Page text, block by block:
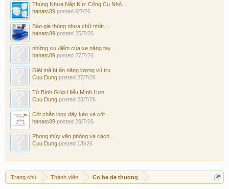
Thùng Nhựa Nắp Kín: Công Cụ Nhỏ...
hanatc89 posted 6/7/26
Báo giá thùng nhựa chữ nhật...
hanatc89 posted 25/7/26
những ưu điểm của xe nâng tay...
hanatc89 posted 27/7/26
Giải mã bí ẩn năng lượng vũ trụ
Cuu Dung posted 27/7/26
Tử Bình Giúp Hiểu Mình Hơn
Cuu Dung posted 28/7/26
Cột chắn inox dây kéo và cột...
hanatc89 posted 29/7/26
Phong thủy văn phòng và cách...
Cuu Dung posted 1/8/26
Trang chủ Thành viên Co be de thuong